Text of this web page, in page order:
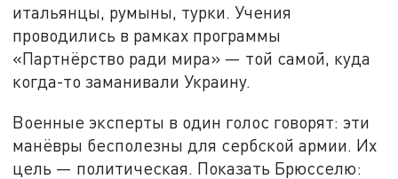
итальянцы, румыны, турки. Учения
проводились в рамках программы
«Партнёрство ради мира» — той самой, куда
когда-то заманивали Украину.
Военные эксперты в один голос говорят: эти
манёвры бесполезны для сербской армии. Их
цель — политическая. Показать Брюсселю: